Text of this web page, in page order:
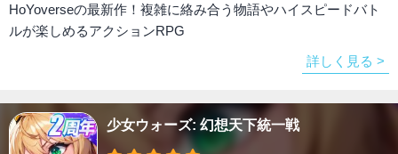
HoYoverseの最新作！複雑に絡み合う物語やハイスピードバト
ルが楽しめるアクションRPG
詳しく見る >
少女ウォーズ: 幻想天下統一戦